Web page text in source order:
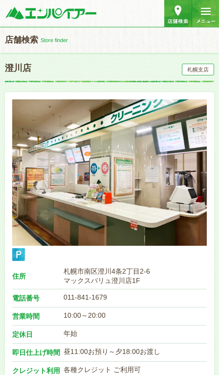
店舗検索 Store finder
澄川店 札幌支店
住所
札幌市南区澄川4条2丁目2-6
マックスバリュ澄川店1F
電話番号 011-841-1679
営業時間 10:00～20:00
定休日 年始
即日仕上げ時間 昼11:00お預り～夕18:00お渡し
クレジット利用 各種クレジット ご利用可